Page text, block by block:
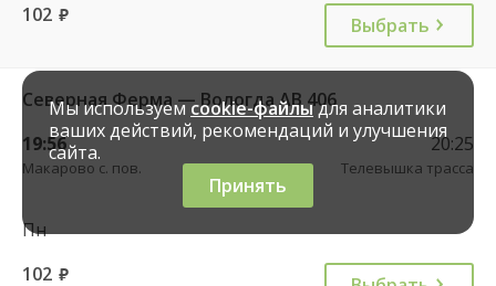
102 руб. Выбрать
Северная Ферма — Вологда АВ 406
19:56
Макарово с. пов.
20:25
Телевышка трасса
Пн
102 руб.
Мы используемcookie-файлыдля аналитики
ваших действий, рекомендаций и улучшения
сайта.
Принять